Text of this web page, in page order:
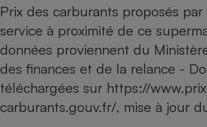
Prix des carburants proposés
service à proximité de ce
données proviennent du
des finances et de la relance -
téléchargées sur https://
carburants.gouv.fr/, mise à jour